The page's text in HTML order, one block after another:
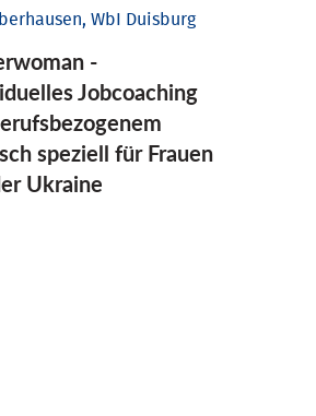
WbI Duisburg
-
Jobcoaching
speziell für Frauen
Ukraine